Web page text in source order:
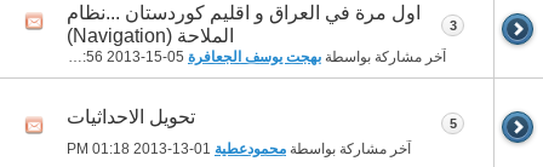
اول مرة في العراق و اقليم كوردستان ...نظام
الملاحة (Navigation)
آخر مشاركة بواسطة بهجت يوسف الجعافرة 03:56 PM
3
تحويل الاحداثيات
آخر مشاركة بواسطة محمودعطية 01:18 PM
5